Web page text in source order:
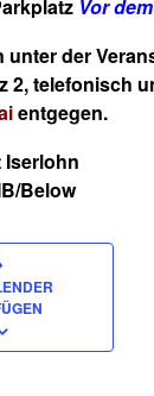
Vor
unter der
2, telefonisch
entgegen.
Below